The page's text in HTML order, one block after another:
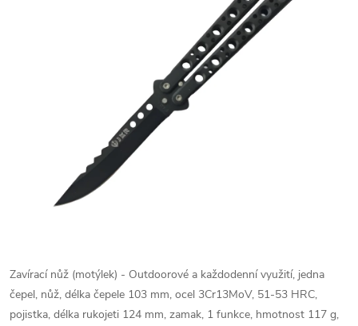
Zavírací nůž (motýlek) - Outdoorové a každodenní využití, jedna
čepel, nůž, délka čepele 103 mm, ocel 3Cr13MoV, 51-53 HRC,
pojistka, délka rukojeti 124 mm, zamak, 1 funkce, hmotnost 117 g,